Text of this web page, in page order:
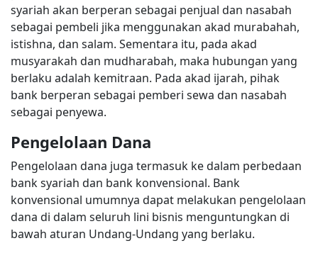
syariah akan berperan sebagai penjual dan nasabah
sebagai pembeli jika menggunakan akad murabahah,
istishna, dan salam. Sementara itu, pada akad
musyarakah dan mudharabah, maka hubungan yang
berlaku adalah kemitraan. Pada akad ijarah, pihak
bank berperan sebagai pemberi sewa dan nasabah
sebagai penyewa.
Pengelolaan Dana
Pengelolaan dana juga termasuk ke dalam perbedaan
bank syariah dan bank konvensional. Bank
konvensional umumnya dapat melakukan pengelolaan
dana di dalam seluruh lini bisnis menguntungkan di
bawah aturan Undang-Undang yang berlaku.